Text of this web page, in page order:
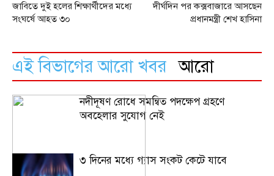
জাবিতে দুই হলের শিক্ষার্থীদের মধ্যে
সংঘর্ষে আহত ৩০
দীর্ঘদিন পর কক্সবাজারে আসছেন
প্রধানমন্ত্রী শেখ হাসিনা
এই বিভাগের আরো খবর আরো
নদীদূষণ রোধে সমন্বিত পদক্ষেপ গ্রহণে
অবহেলার সুযোগ নেই
৩ দিনের মধ্যে গ্যাস সংকট কেটে যাবে